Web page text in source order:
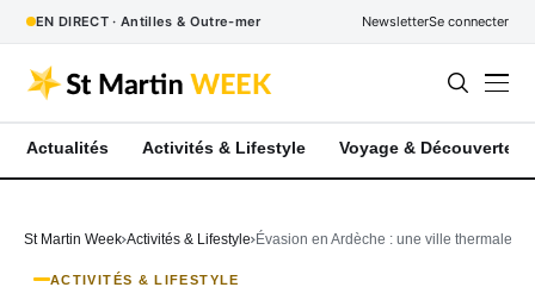
EN DIRECT · Antilles & Outre-mer NewsletterSe connecter
Actualités Activités & Lifestyle Voyage & Découverte
St Martin Week Activités & Lifestyle Évasion en Ardèche : une ville thermale
ACTIVITÉS & LIFESTYLE